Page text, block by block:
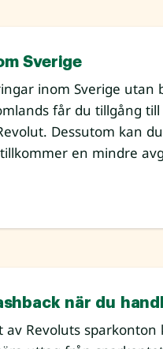
Sverige
inom Sverige utan
får du tillgång
Dessutom kan
en mindre
när du
Revoluts